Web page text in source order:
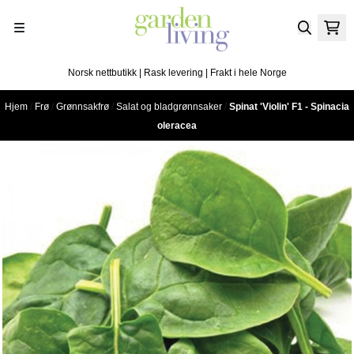
Norsk nettbutikk | Rask levering | Frakt i hele Norge
Hjem / Frø / Grønnsakfrø / Salat og bladgrønnsaker / Spinat 'Violin' F1 - Spinacia
oleracea